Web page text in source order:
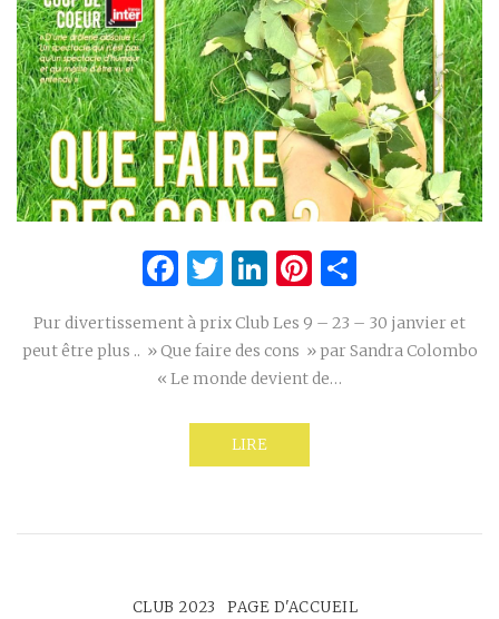
Facebook
Twitter
LinkedIn
Pinterest
Pur divertissement à prix Club Les 9 – 23 – 30 janvier et
peut être plus .. » Que faire des cons » par Sandra Colombo
« Le monde devient de…
LIRE
CLUB 2023 PAGE D'ACCUEIL